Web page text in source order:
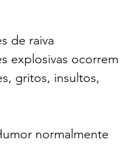
de raiva
explosivas ocorrem
gritos, insultos,
normalmente